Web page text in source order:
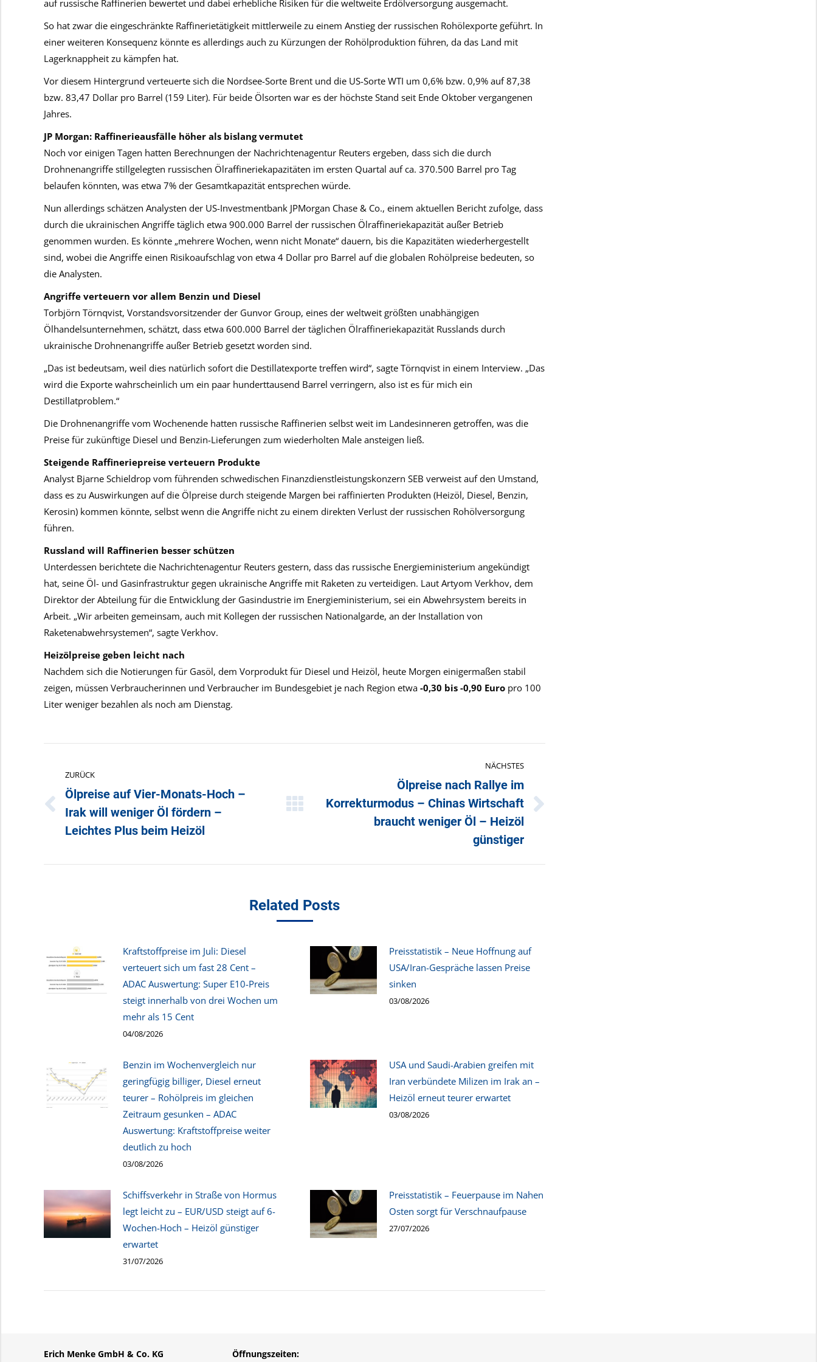
auf russische Raffinerien bewertet und dabei erhebliche Risiken für die weltweite Erdölversorgung ausgemacht.
So hat zwar die eingeschränkte Raffinerietätigkeit mittlerweile zu einem Anstieg der russischen Rohölexporte geführt. In
einer weiteren Konsequenz könnte es allerdings auch zu Kürzungen der Rohölproduktion führen, da das Land mit
Lagerknappheit zu kämpfen hat.
Vor diesem Hintergrund verteuerte sich die Nordsee-Sorte Brent und die US-Sorte WTI um 0,6% bzw. 0,9% auf 87,38
bzw. 83,47 Dollar pro Barrel (159 Liter). Für beide Ölsorten war es der höchste Stand seit Ende Oktober vergangenen
Jahres.
JP Morgan: Raffinerieausfälle höher als bislang vermutet
Noch vor einigen Tagen hatten Berechnungen der Nachrichtenagentur Reuters ergeben, dass sich die durch
Drohnenangriffe stillgelegten russischen Ölraffineriekapazitäten im ersten Quartal auf ca. 370.500 Barrel pro Tag
belaufen könnten, was etwa 7% der Gesamtkapazität entsprechen würde.
Nun allerdings schätzen Analysten der US-Investmentbank JPMorgan Chase & Co., einem aktuellen Bericht zufolge, dass
durch die ukrainischen Angriffe täglich etwa 900.000 Barrel der russischen Ölraffineriekapazität außer Betrieb
genommen wurden. Es könnte „mehrere Wochen, wenn nicht Monate“ dauern, bis die Kapazitäten wiederhergestellt
sind, wobei die Angriffe einen Risikoaufschlag von etwa 4 Dollar pro Barrel auf die globalen Rohölpreise bedeuten, so
die Analysten.
Angriffe verteuern vor allem Benzin und Diesel
Torbjörn Törnqvist, Vorstandsvorsitzender der Gunvor Group, eines der weltweit größten unabhängigen
Ölhandelsunternehmen, schätzt, dass etwa 600.000 Barrel der täglichen Ölraffineriekapazität Russlands durch
ukrainische Drohnenangriffe außer Betrieb gesetzt worden sind.
„Das ist bedeutsam, weil dies natürlich sofort die Destillatexporte treffen wird“, sagte Törnqvist in einem Interview. „Das
wird die Exporte wahrscheinlich um ein paar hunderttausend Barrel verringern, also ist es für mich ein
Destillatproblem.“
Die Drohnenangriffe vom Wochenende hatten russische Raffinerien selbst weit im Landesinneren getroffen, was die
Preise für zukünftige Diesel und Benzin-Lieferungen zum wiederholten Male ansteigen ließ.
Steigende Raffineriepreise verteuern Produkte
Analyst Bjarne Schieldrop vom führenden schwedischen Finanzdienstleistungskonzern SEB verweist auf den Umstand,
dass es zu Auswirkungen auf die Ölpreise durch steigende Margen bei raffinierten Produkten (Heizöl, Diesel, Benzin,
Kerosin) kommen könnte, selbst wenn die Angriffe nicht zu einem direkten Verlust der russischen Rohölversorgung
führen.
Russland will Raffinerien besser schützen
Unterdessen berichtete die Nachrichtenagentur Reuters gestern, dass das russische Energieministerium angekündigt
hat, seine Öl- und Gasinfrastruktur gegen ukrainische Angriffe mit Raketen zu verteidigen. Laut Artyom Verkhov, dem
Direktor der Abteilung für die Entwicklung der Gasindustrie im Energieministerium, sei ein Abwehrsystem bereits in
Arbeit. „Wir arbeiten gemeinsam, auch mit Kollegen der russischen Nationalgarde, an der Installation von
Raketenabwehrsystemen“, sagte Verkhov.
Heizölpreise geben leicht nach
Nachdem sich die Notierungen für Gasöl, dem Vorprodukt für Diesel und Heizöl, heute Morgen einigermaßen stabil
zeigen, müssen Verbraucherinnen und Verbraucher im Bundesgebiet je nach Region etwa -0,30 bis -0,90 Euro pro 100
Liter weniger bezahlen als noch am Dienstag.
ZURÜCK
Vorheriger
Beitrag:
Ölpreise auf Vier-Monats-Hoch –
Irak will weniger Öl fördern –
Leichtes Plus beim Heizöl
NÄCHSTES
Nächster
Ölpreise nach Rallye im
Korrekturmodus – Chinas Wirtschaft
braucht weniger Öl – Heizöl
günstiger
Related Posts
Kraftstoffpreise im Juli: Diesel
verteuert sich um fast 28 Cent –
ADAC Auswertung: Super E10-Preis
steigt innerhalb von drei Wochen um
mehr als 15 Cent
04/08/2026
Preisstatistik – Neue Hoffnung auf
USA/Iran-Gespräche lassen Preise
sinken
03/08/2026
Benzin im Wochenvergleich nur
geringfügig billiger, Diesel erneut
teurer – Rohölpreis im gleichen
Zeitraum gesunken – ADAC
Auswertung: Kraftstoffpreise weiter
deutlich zu hoch
03/08/2026
USA und Saudi-Arabien greifen mit
Iran verbündete Milizen im Irak an –
Heizöl erneut teurer erwartet
03/08/2026
Schiffsverkehr in Straße von Hormus
legt leicht zu – EUR/USD steigt auf 6-
Wochen-Hoch – Heizöl günstiger
erwartet
31/07/2026
Preisstatistik – Feuerpause im Nahen
Osten sorgt für Verschnaufpause
27/07/2026
Erich Menke GmbH & Co. KG Öffnungszeiten: